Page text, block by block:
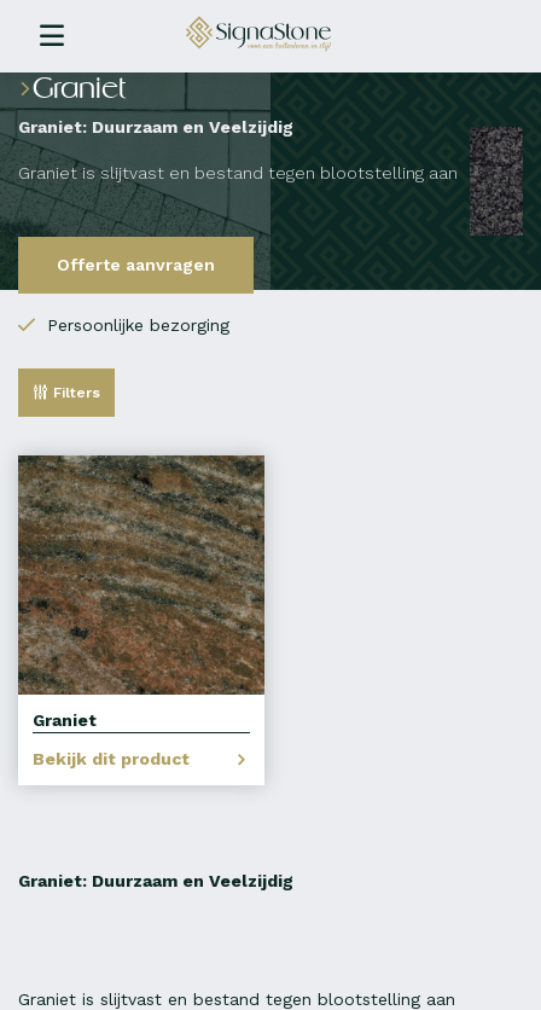
Graniet
Graniet: Duurzaam en Veelzijdig
Graniet is slijtvast en bestand tegen blootstelling aan
weersinvloeden en vervuiling, waardoor het een
populaire keuze is.
Offerte aanvragen
Persoonlijke bezorging
Filters
Graniet
Bekijk dit product
Graniet: Duurzaam en Veelzijdig
Graniet is slijtvast en bestand tegen blootstelling aan